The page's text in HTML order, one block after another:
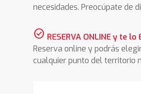
necesidades. Preocúpate de
check_circle RESERVA ONLINE y te lo
Reserva online y podrás
cualquier punto del territorio